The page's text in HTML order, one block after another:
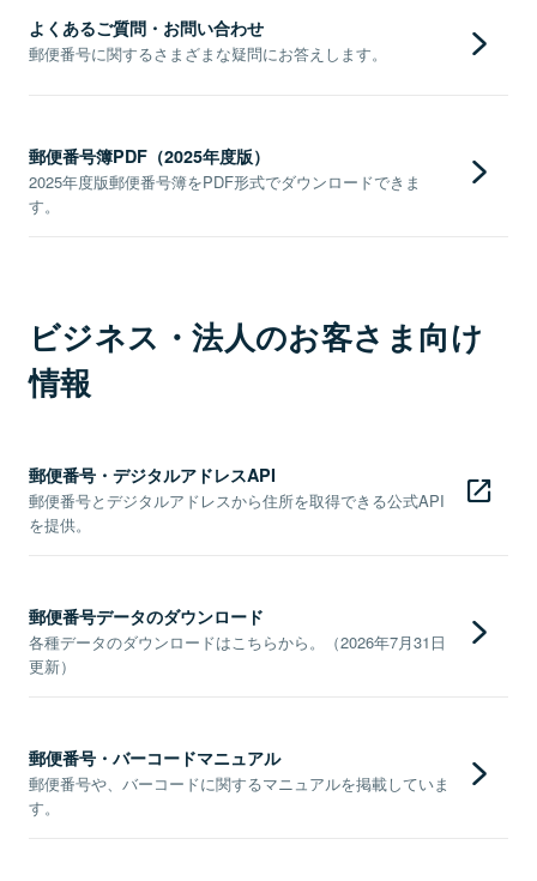
よくあるご質問・お問い合わせ
郵便番号に関するさまざまな疑問にお答えします。
郵便番号簿PDF（2025年度版）
2025年度版郵便番号簿をPDF形式でダウンロードできま
す。
ビジネス・法人のお客さま向け
情報
郵便番号・デジタルアドレスAPI
郵便番号とデジタルアドレスから住所を取得できる公式API
を提供。
郵便番号データのダウンロード
各種データのダウンロードはこちらから。（2026年7月31日
更新）
郵便番号・バーコードマニュアル
郵便番号や、バーコードに関するマニュアルを掲載していま
す。